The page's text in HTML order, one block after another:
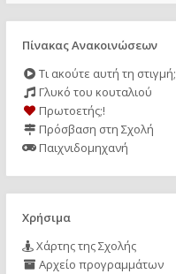
Πίνακας Ανακοινώσεων
Τι ακούτε αυτή τη στιγμή;
Γλυκό του κουταλιού
Πρωτοετής;!
Πρόσβαση στη Σχολή
Παιχνιδομηχανή
Χρήσιμα
Χάρτης της Σχολής
Αρχείο προγραμμάτων